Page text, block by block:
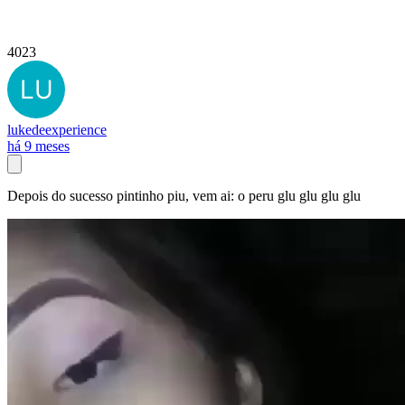
4023
lukedeexperience
há 9 meses
Depois do sucesso pintinho piu, vem ai: o peru glu glu glu glu